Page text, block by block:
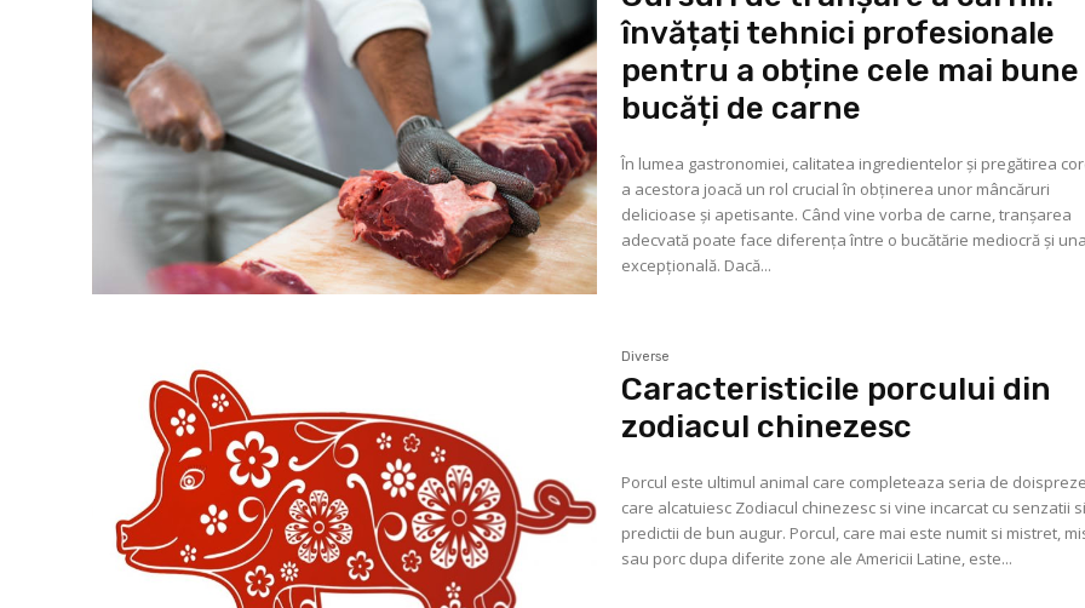
învățați tehnici profesionale
pentru a obține cele mai bune
bucăți de carne
În lumea gastronomiei, calitatea ingredientelor și pregătirea
a acestora joacă un rol crucial în obținerea unor mâncăruri
delicioase și apetisante. Când vine vorba de carne, tranșarea
adecvată poate face diferența între o bucătărie mediocră și una
excepțională. Dacă...
Diverse
Caracteristicile porcului din
zodiacul chinezesc
Porcul este ultimul animal care completeaza seria de
care alcatuiesc Zodiacul chinezesc si vine incarcat cu senzatii si
predictii de bun augur. Porcul, care mai este numit si mistret,
sau porc dupa diferite zone ale Americii Latine, este...